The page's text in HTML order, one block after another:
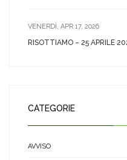
VENERDÌ, APR 17, 2026
RISOTTIAMO – 25 APRILE
CATEGORIE
AVVISO